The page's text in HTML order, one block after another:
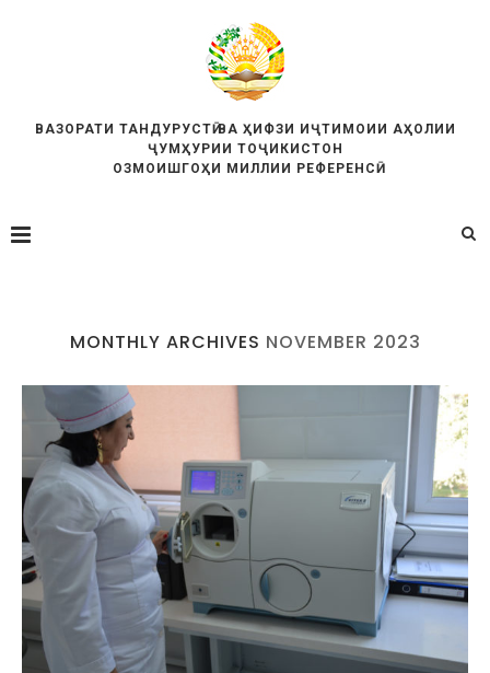
ВАЗОРАТИ ТАНДУРУСТӢ ВА ҲИФЗИ ИҶТИМОИИ АҲОЛИИ
ҶУМҲУРИИ ТОҶИКИСТОН
ОЗМОИШГОҲИ МИЛЛИИ РЕФЕРЕНСӢ
MONTHLY ARCHIVES NOVEMBER 2023